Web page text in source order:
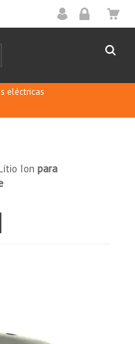
eléctricas
Ionpara